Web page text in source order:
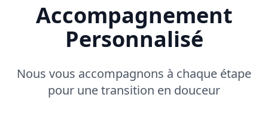
Accompagnement
Personnalisé
Nous vous accompagnons à chaque étape
pour une transition en douceur